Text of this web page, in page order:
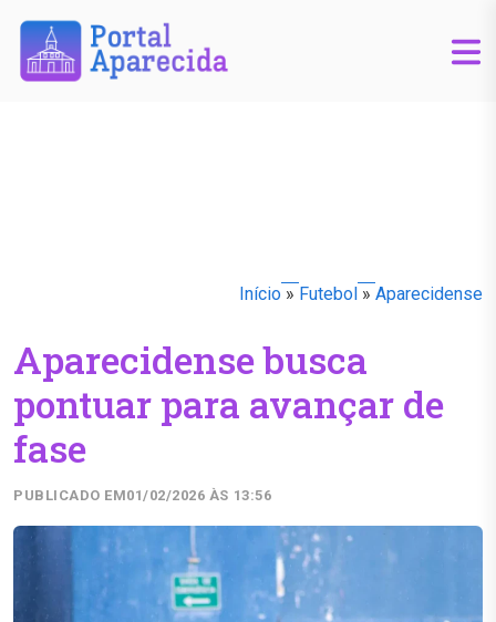
Início » Futebol » Aparecidense
Aparecidense busca
pontuar para avançar de
fase
PUBLICADO EM01/02/2026 ÀS 13:56